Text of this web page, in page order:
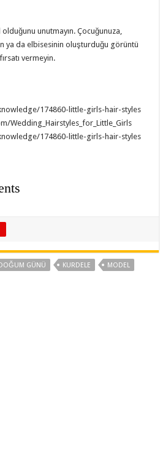
unutmayın. Çocuğunuza,
ya da elbisesinin oluşturduğu görüntü
vermeyin.
174860-little-girls-hair-styles
Wedding_Hairstyles_for_Little_Girls
174860-little-girls-hair-styles
GÜNÜ KURDELE
MODEL